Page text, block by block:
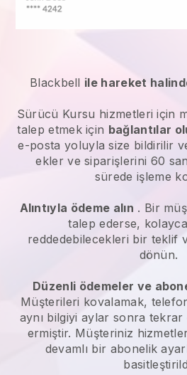
Blackbell ile hareket
Sürücü Kursu hizmetleri için
talep etmek için bağlantılar
e-posta yoluyla size bildirilir ve
ekler ve siparişlerini 60
sürede işleme
Alıntıyla ödeme alın . Bir
talep ederse,
reddedebilecekleri bir teklif
dönün.
Düzenli ödemeler ve
Müşterileri kovalamak,
aynı bilgiyi aylar sonra
ermiştir. Müşteriniz
devamlı bir abonelik